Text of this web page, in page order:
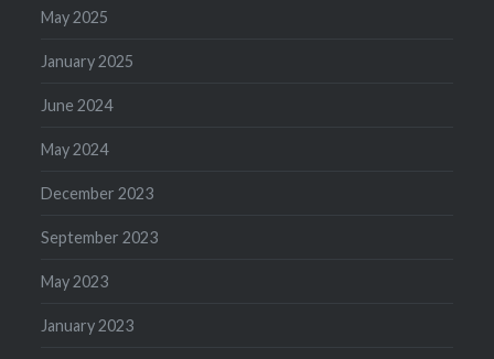
May 2025
January 2025
June 2024
May 2024
December 2023
September 2023
May 2023
January 2023